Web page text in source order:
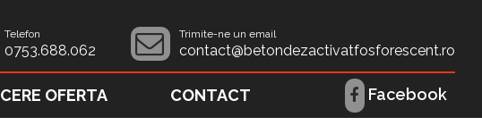
Telefon
0753.688.062
Trimite-ne un email
contact@betondezactivatfosforescent.ro
Facebook
CERE OFERTA CONTACT